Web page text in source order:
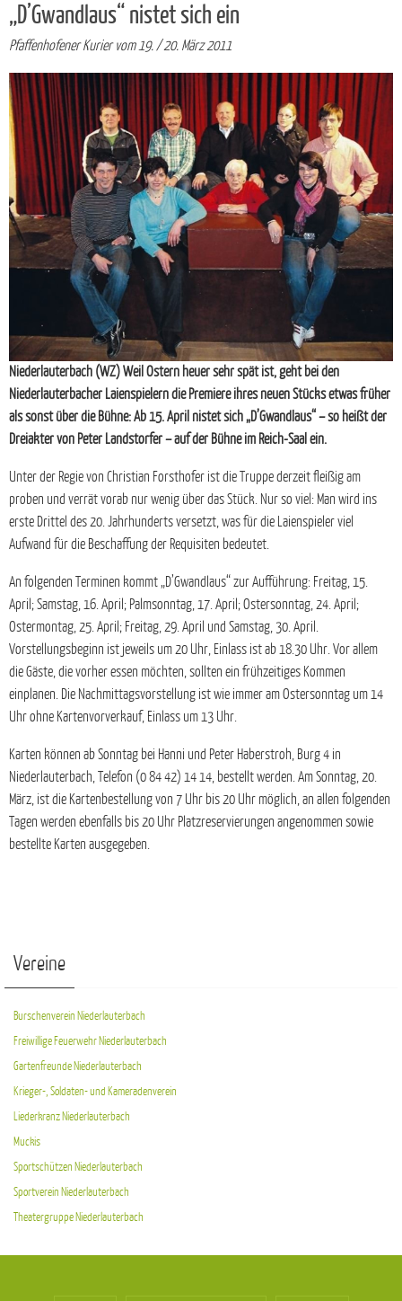
„D’Gwandlaus“ nistet sich ein
Pfaffenhofener Kurier vom 19. / 20. März 2011
Niederlauterbach (WZ) Weil Ostern heuer sehr spät ist, geht bei den
Niederlauterbacher Laienspielern die Premiere ihres neuen Stücks etwas früher
als sonst über die Bühne: Ab 15. April nistet sich „D’Gwandlaus“ – so heißt der
Dreiakter von Peter Landstorfer – auf der Bühne im Reich-Saal ein.
Unter der Regie von Christian Forsthofer ist die Truppe derzeit fleißig am
proben und verrät vorab nur wenig über das Stück. Nur so viel: Man wird ins
erste Drittel des 20. Jahrhunderts versetzt, was für die Laienspieler viel
Aufwand für die Beschaffung der Requisiten bedeutet.
An folgenden Terminen kommt „D’Gwandlaus“ zur Aufführung: Freitag, 15.
April; Samstag, 16. April; Palmsonntag, 17. April; Ostersonntag, 24. April;
Ostermontag, 25. April; Freitag, 29. April und Samstag, 30. April.
Vorstellungsbeginn ist jeweils um 20 Uhr, Einlass ist ab 18.30 Uhr. Vor allem
die Gäste, die vorher essen möchten, sollten ein frühzeitiges Kommen
einplanen. Die Nachmittagsvorstellung ist wie immer am Ostersonntag um 14
Uhr ohne Kartenvorverkauf, Einlass um 13 Uhr.
Karten können ab Sonntag bei Hanni und Peter Haberstroh, Burg 4 in
Niederlauterbach, Telefon (0 84 42) 14 14, bestellt werden. Am Sonntag, 20.
März, ist die Kartenbestellung von 7 Uhr bis 20 Uhr möglich, an allen folgenden
Tagen werden ebenfalls bis 20 Uhr Platzreservierungen angenommen sowie
bestellte Karten ausgegeben.
Vereine
Burschenverein Niederlauterbach
Freiwillige Feuerwehr Niederlauterbach
Gartenfreunde Niederlauterbach
Krieger-, Soldaten- und Kameradenverein
Liederkranz Niederlauterbach
Muckis
Sportschützen Niederlauterbach
Sportverein Niederlauterbach
Theatergruppe Niederlauterbach